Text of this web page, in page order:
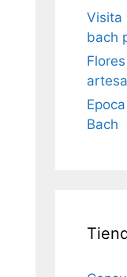
Visita
bach
Bach